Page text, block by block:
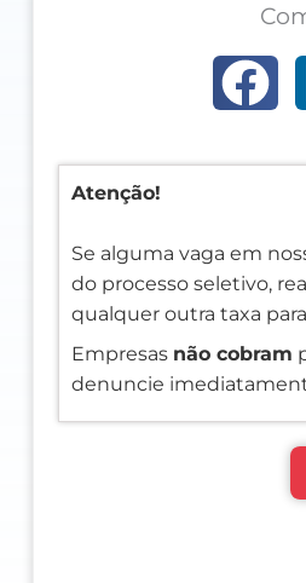
Atenção!
Se alguma vaga em
do processo seletivo,
qualquer outra taxa
Empresas não cobram
denuncie